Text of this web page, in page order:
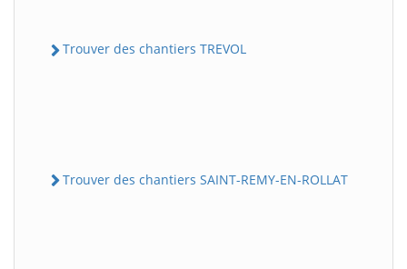
Trouver des chantiers TREVOL
Trouver des chantiers SAINT-REMY-EN-ROLLAT